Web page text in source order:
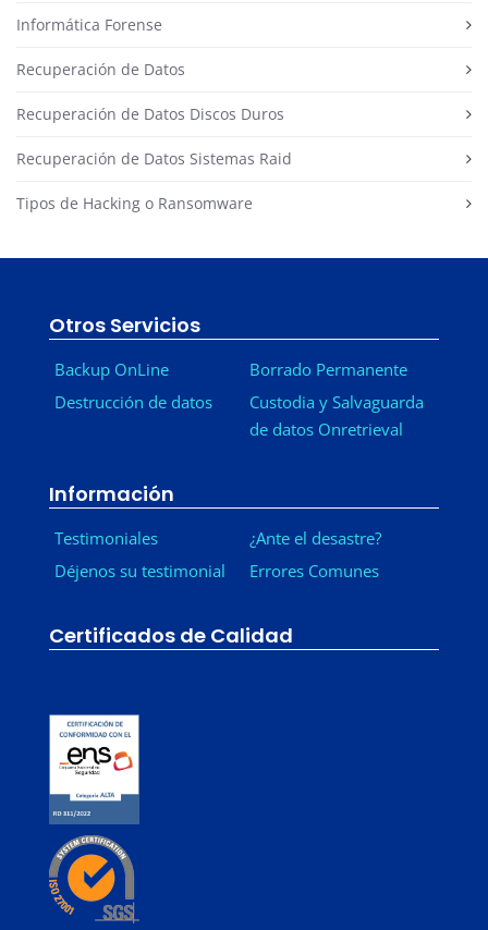
Informática Forense
Recuperación de Datos
Recuperación de Datos Discos Duros
Recuperación de Datos Sistemas Raid
Tipos de Hacking o Ransomware
Otros Servicios
Backup OnLine
Destrucción de datos
Borrado Permanente
Custodia y Salvaguarda
de datos Onretrieval
Información
Testimoniales
Déjenos su testimonial
¿Ante el desastre?
Errores Comunes
Certificados de Calidad